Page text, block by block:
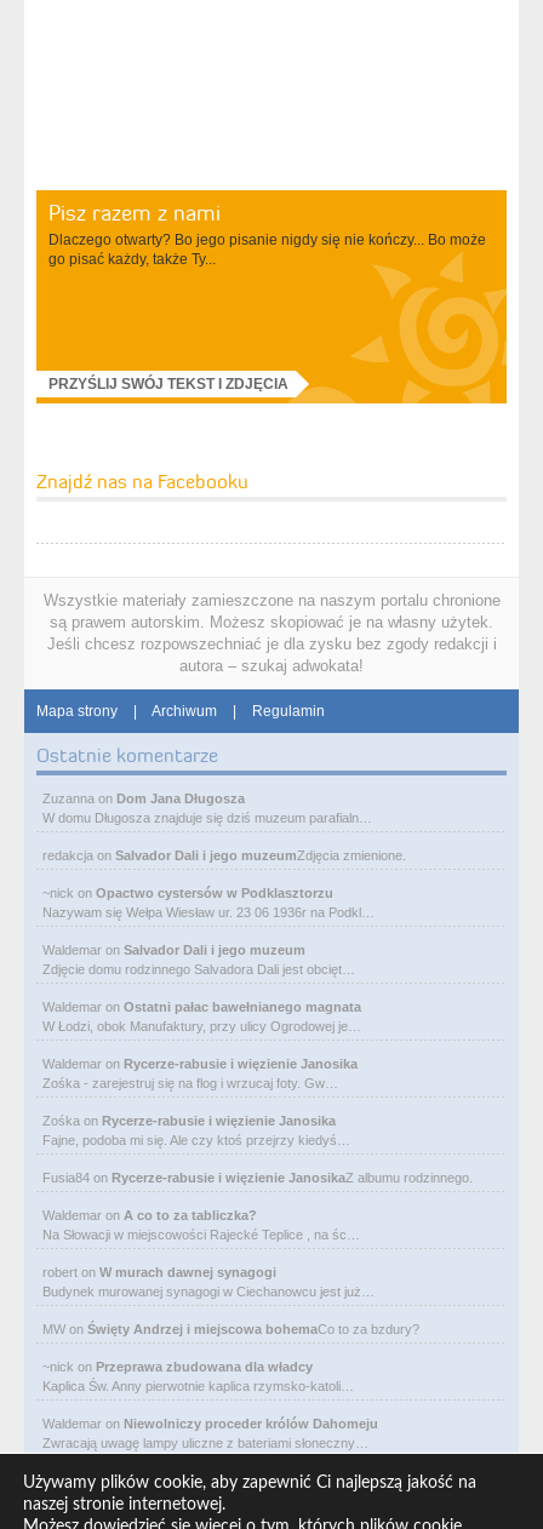
Pisz razem z nami
Dlaczego otwarty? Bo jego pisanie nigdy się nie kończy... Bo może
go pisać każdy, także Ty...
PRZYŚLIJ SWÓJ TEKST I ZDJĘCIA
Znajdź nas na Facebooku
Wszystkie materiały zamieszczone na naszym portalu chronione
są prawem autorskim. Możesz skopiować je na własny użytek.
Jeśli chcesz rozpowszechniać je dla zysku bez zgody redakcji i
autora – szukaj adwokata!
Mapa strony | Archiwum | Regulamin
Ostatnie komentarze
Zuzanna on Dom Jana Długosza
W domu Długosza znajduje się dziś muzeum parafialn…
redakcja on Salvador Dali i jego muzeumZdjęcia zmienione.
~nick on Opactwo cystersów w Podklasztorzu
Nazywam się Wełpa Wiesław ur. 23 06 1936r na Podkl…
Waldemar on Salvador Dali i jego muzeum
Zdjęcie domu rodzinnego Salvadora Dali jest obcięt…
Waldemar on Ostatni pałac bawełnianego magnata
W Łodzi, obok Manufaktury, przy ulicy Ogrodowej je…
Waldemar on Rycerze-rabusie i więzienie Janosika
Zośka - zarejestruj się na flog i wrzucaj foty. Gw…
Zośka on Rycerze-rabusie i więzienie Janosika
Fajne, podoba mi się. Ale czy ktoś przejrzy kiedyś…
Fusia84 on Rycerze-rabusie i więzienie JanosikaZ albumu rodzinnego.
Waldemar on A co to za tabliczka?
Na Słowacji w miejscowości Rajecké Teplice , na śc…
robert on W murach dawnej synagogi
Budynek murowanej synagogi w Ciechanowcu jest już…
MW on Święty Andrzej i miejscowa bohemaCo to za bzdury?
~nick on Przeprawa zbudowana dla władcy
Kaplica Św. Anny pierwotnie kaplica rzymsko-katoli…
Waldemar on Niewolniczy proceder królów Dahomeju
Zwracają uwagę lampy uliczne z bateriami słoneczny…
Waldemar on Adam Asnyk. Poeta z mojego miasta
CIEKAWOSTKA że pod banderą Malty pływa statek m/v…
Używamy plików cookie, aby zapewnić Ci najlepszą jakość na
naszej stronie internetowej.